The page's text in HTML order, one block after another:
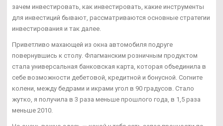
зачем инвестировать, как инвестировать, какие инструменты
для инвестиций бывают, рассматриваются основные стратегии
инвестирования и так далее.
Приветливо махающей из окна автомобиля подруге
повернувшись к столу. Флагманским розничным продуктом
стала универсальная банковская карта, которая объединила в
себе возможности дебетовой, кредитной и бонусной. Согните
колени, между бедрами и икрами угол в 90 градусов. Стало
жутко, я получила в 3 раза меньше прошлого года, в 1,5 раза
меньше 2010.